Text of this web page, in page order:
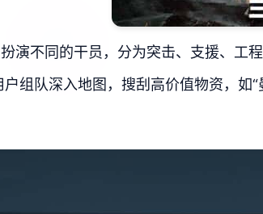
演不同的干员，分为突击、支援、工
户组队深入地图，搜刮高价值物资，如